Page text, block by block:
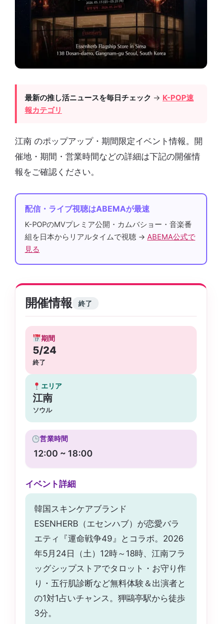
最新の推し活ニュースを毎日チェック → K-POP速
報カテゴリ
江南 のポップアップ・期間限定イベント情報。開
催地・期間・営業時間などの詳細は下記の開催情
報をご確認ください。
配信・ライブ視聴はABEMAが最速
K-POPのMVプレミア公開・カムバショー・音楽番
組を日本からリアルタイムで視聴 → ABEMA公式で
見る
開催情報 終了
期間
5/24
終了
エリア
江南
ソウル
営業時間
12:00 ~ 18:00
イベント詳細
韓国スキンケアブランド
ESENHERB（エセンハブ）が恋愛バラ
エティ『運命戦争49』とコラボ。2026
年5月24日（土）12時～18時、江南フラ
ッグシップストアでタロット・お守り作
り・五行肌診断など無料体験＆出演者と
の1対1占いチャンス。狎鷗亭駅から徒歩
3分。